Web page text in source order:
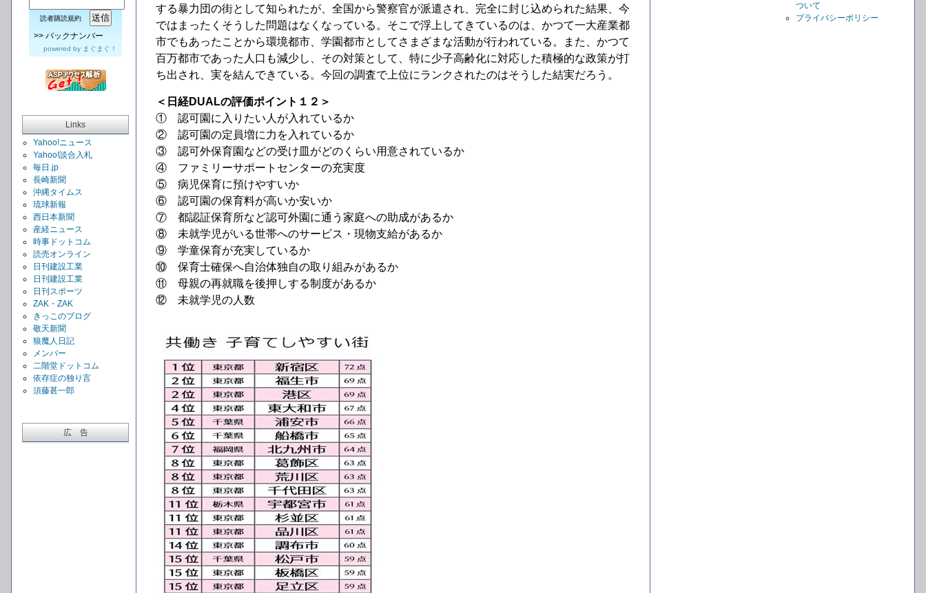
読者購読規約
>> バックナンバー
powered by まぐまぐ！
Links
Yahoo!ニュース
Yahoo!談合入札
毎日.jp
長崎新聞
沖縄タイムス
琉球新報
西日本新聞
産経ニュース
時事ドットコム
読売オンライン
日刊建設工業
日刊建設工業
日刊スポーツ
ZAK・ZAK
きっこのブログ
敬天新聞
狼魔人日記
メンバー
二階堂ドットコム
依存症の独り言
須藤甚一郎
広 告
する暴力団の街として知られたが、全国から警察官が派遣され、完全に封じ込められた結果、今
ではまったくそうした問題はなくなっている。そこで浮上してきているのは、かつて一大産業都
市でもあったことから環境都市、学園都市としてさまざまな活動が行われている。また、かつて
百万都市であった人口も減少し、その対策として、特に少子高齢化に対応した積極的な政策が打
ち出され、実を結んできている。今回の調査で上位にランクされたのはそうした結実だろう。
＜日経DUALの評価ポイント１２＞
① 認可園に入りたい人が入れているか
② 認可園の定員増に力を入れているか
③ 認可外保育園などの受け皿がどのくらい用意されているか
④ ファミリーサポートセンターの充実度
⑤ 病児保育に預けやすいか
⑥ 認可園の保育料が高いか安いか
⑦ 都認証保育所など認可外園に通う家庭への助成があるか
⑧ 未就学児がいる世帯へのサービス・現物支給があるか
⑨ 学童保育が充実しているか
⑩ 保育士確保へ自治体独自の取り組みがあるか
⑪ 母親の再就職を後押しする制度があるか
⑫ 未就学児の人数
ついて
プライバシーポリシー